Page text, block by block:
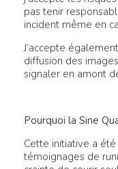
pas tenir
incident même en
J’accepte
diffusion des
signaler en amont
Pourquoi la Sine
Cette initiative a
témoignages de